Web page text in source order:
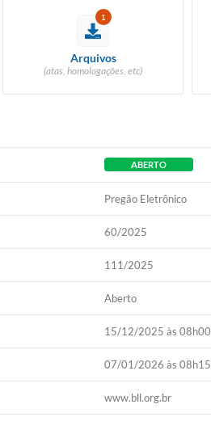
1
Arquivos
(atas, homologações, etc)
ABERTO
Pregão Eletrônico
60/2025
111/2025
Aberto
15/12/2025 às 08h00
07/01/2026 às 08h15
www.bll.org.br